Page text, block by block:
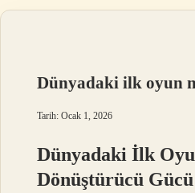
Dünyadaki ilk oyun
Tarih: Ocak 1, 2026
Dünyadaki İlk
Dönüştürücü